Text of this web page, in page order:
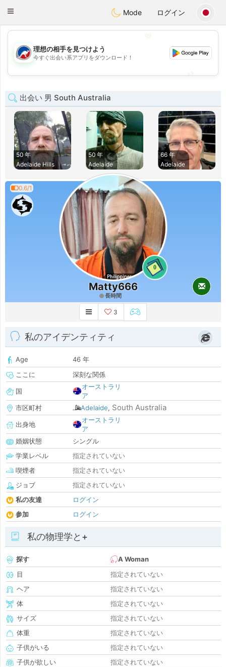
AustraliaChat
Toggle
Mode ログイン
💖
💕
理想の相手を見つけよう
今すぐ出会い系アプリをダウンロード！
出会い 男 South Australia
50 年
Adelaide Hills
50 年
Adelaide
66 年
Adelaide
0.6/1
0
Matty666
長時間
3
私のアイデンティティ
Age
46 年
ここに
深刻な関係
国
オーストラリ
ア
市区町村
Adelaide, South Australia
出身地
オーストラリ
ア
婚姻状態
シングル
学業レベル
指定されていない
喫煙者
指定されていない
ジョブ
指定されていない
私の友達
ログイン
参加
ログイン
私の物理学と+
探す
A Woman
目
指定されていない
ヘア
指定されていない
体
指定されていない
サイズ
指定されていない
体重
指定されていない
子供がいる
指定されていない
子供が欲しい
指定されていない